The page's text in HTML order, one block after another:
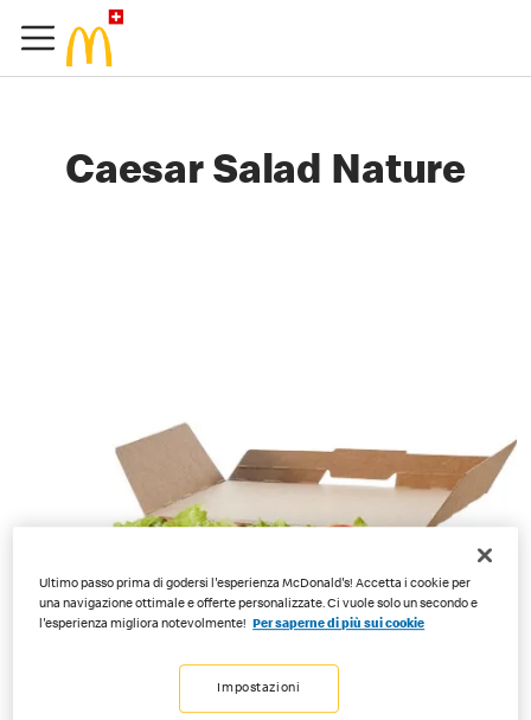
Caesar Salad Nature
Ultimo passo prima di godersi l'esperienza McDonald's! Accetta i cookie per
una navigazione ottimale e offerte personalizzate. Ci vuole solo un secondo e
l'esperienza migliora notevolmente! Per saperne di più sui cookie
Impostazioni